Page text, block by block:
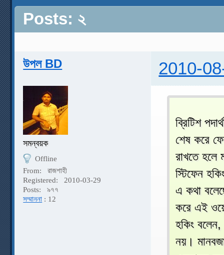
Posts: ২
উপল BD 2010-
সমন্বয়ক
Offline
From:
রাজশাহী
Registered:
2010-03-29
Posts:
৯৭৭
সম্মাননা : 12
ব্রিটিশ
শেষ করে
রাখতে হলে
স্টিফেন
এ কথা
করে এই
হকিং বলেন,
নয়।